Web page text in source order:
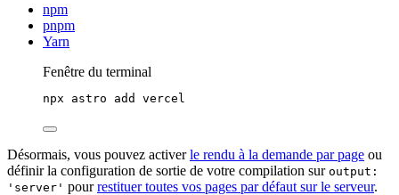
npm
pnpm
Yarn
Fenêtre du terminal
npx astro add vercel
Désormais, vous pouvez activerle rendu à la demande par page ou
définir la configuration de sortie de votre compilation sur output:
'server' pourrestituer toutes vos pages par défaut sur le serveur.